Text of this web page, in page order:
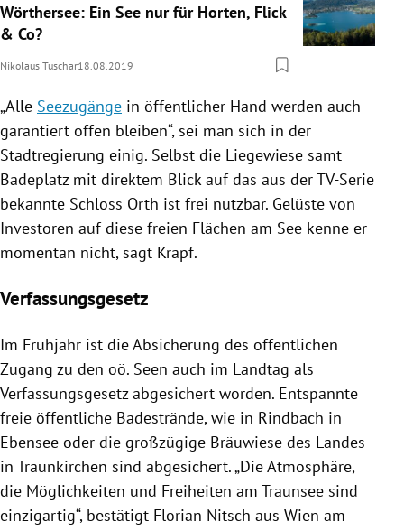
Wörthersee: Ein See nur für Horten, Flick
& Co?
Nikolaus Tuschar18.08.2019
„Alle Seezugänge in öffentlicher Hand werden auch
garantiert offen bleiben“, sei man sich in der
Stadtregierung einig. Selbst die Liegewiese samt
Badeplatz mit direktem Blick auf das aus der TV-Serie
bekannte Schloss Orth ist frei nutzbar. Gelüste von
Investoren auf diese freien Flächen am See kenne er
momentan nicht, sagt Krapf.
Verfassungsgesetz
Im Frühjahr ist die Absicherung des öffentlichen
Zugang zu den oö. Seen auch im Landtag als
Verfassungsgesetz abgesichert worden. Entspannte
freie öffentliche Badestrände, wie in Rindbach in
Ebensee oder die großzügige Bräuwiese des Landes
in Traunkirchen sind abgesichert. „Die Atmosphäre,
die Möglichkeiten und Freiheiten am Traunsee sind
einzigartig“, bestätigt Florian Nitsch aus Wien am